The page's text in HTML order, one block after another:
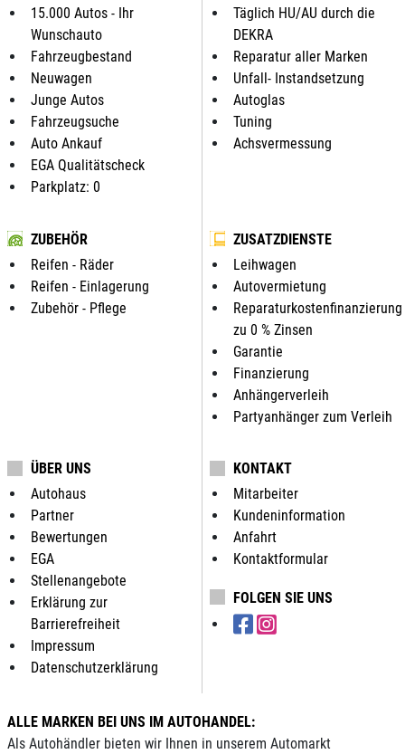
15.000 Autos - Ihr
Wunschauto
Fahrzeugbestand
Neuwagen
Junge Autos
Fahrzeugsuche
Auto Ankauf
EGA Qualitätscheck
Parkplatz: 0
Täglich HU/AU durch die
DEKRA
Reparatur aller Marken
Unfall- Instandsetzung
Autoglas
Tuning
Achsvermessung
ZUBEHÖR
Reifen - Räder
Reifen - Einlagerung
Zubehör - Pflege
ZUSATZDIENSTE
Leihwagen
Autovermietung
Reparaturkostenfinanzierung
zu 0 % Zinsen
Garantie
Finanzierung
Anhängerverleih
Partyanhänger zum Verleih
ÜBER UNS
Autohaus
Partner
Bewertungen
EGA
Stellenangebote
Erklärung zur
Barrierefreiheit
Impressum
Datenschutzerklärung
KONTAKT
Mitarbeiter
Kundeninformation
Anfahrt
Kontaktformular
FOLGEN SIE UNS
ALLE MARKEN BEI UNS IM AUTOHANDEL:
Als Autohändler bieten wir Ihnen in unserem Automarkt